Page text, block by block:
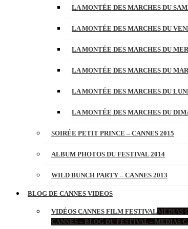
LA MONTÉE DES MARCHES DU
LA MONTÉE DES MARCHES DU
LA MONTÉE DES MARCHES DU
LA MONTÉE DES MARCHES DU
LA MONTÉE DES MARCHES DU
LA MONTÉE DES MARCHES DU
SOIRÉE PETIT PRINCE – CANNES 2015
ALBUM PHOTOS DU FESTIVAL 2014
WILD BUNCH PARTY – CANNES 2013
BLOG DE CANNES VIDEOS
VIDÉOS CANNES FILM FESTIVALMÉDIAS
CANNES – BLOG DU FESTIVAL – MEDIAS